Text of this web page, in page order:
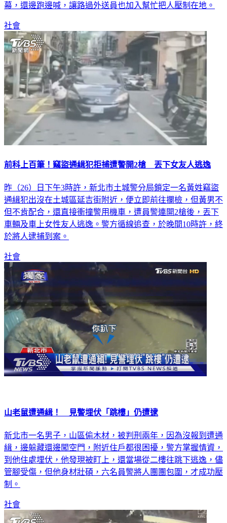
幕，還邊跑邊喊，讓路過外送員也加入幫忙把人壓制在地。
社會
前科上百筆！竊盜通緝犯拒捕遭警開2槍 丟下女友人逃逸
昨（26）日下午3時許，新北市土城警分局鎖定一名黃姓竊盜
通緝犯出沒在土城區延吉街附近，便立即前往攔檢，但黃男不
但不肯配合，還直接衝撞警用機車，遭員警連開2槍後，丟下
車輛及車上女性友人逃逸。警方循線追查，於晚間10時許，終
於將人逮捕到案。
社會
山老鼠遭通緝！ 見警埋伏「跳樓」仍遭逮
新北市一名男子，山區偷木材，被判刑兩年，因為沒報到遭通
緝，邊躲藏還邊闖空門，附近住戶都很困擾，警方掌握情資，
到他住處埋伏，他發現被盯上，還當場從二樓往跳下逃逸，儘
管腳受傷，但他身材壯碩，六名員警將人團團包圍，才成功壓
制。
社會